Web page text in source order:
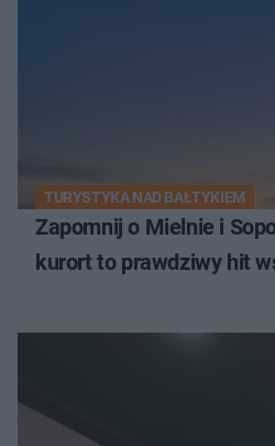
TURYSTYKA NAD BAŁTYKIEM
Zapomnij o Mielnie i
kurort to prawdziwy hit